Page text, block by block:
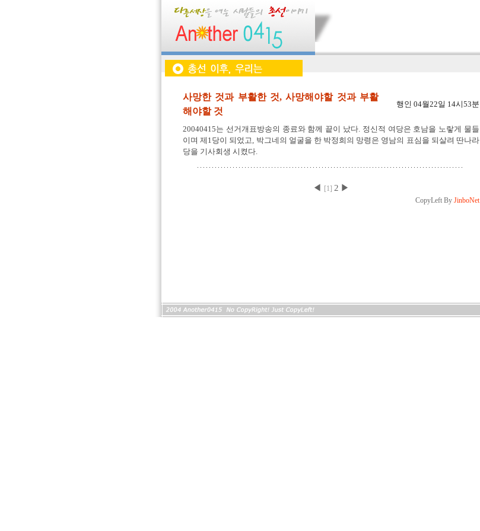
사망한 것과 부활한 것, 사망해야할 것과 부활
해야할 것
행인 04월22일 14시53분
20040415는 선거개표방송의 종료와 함께 끝이 났다. 정신적 여당은 호남을 노랗게 물들
이며 제1당이 되었고, 박그네의 얼굴을 한 박정희의 망령은 영남의 표심을 되살려 딴나라
당을 기사회생 시켰다.
◀ [1] 2 ▶
CopyLeft By JinboNet